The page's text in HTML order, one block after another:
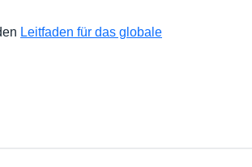
Leitfaden für das globale